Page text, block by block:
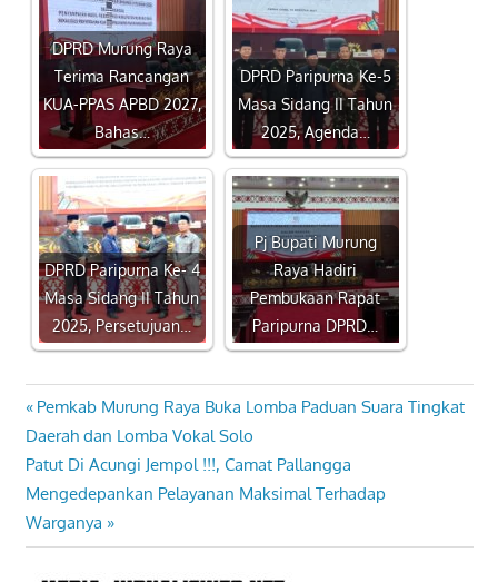
DPRD Murung Raya
Terima Rancangan
KUA-PPAS APBD 2027,
Bahas…
DPRD Paripurna Ke-5
Masa Sidang II Tahun
2025, Agenda…
DPRD Paripurna Ke- 4
Masa Sidang II Tahun
2025, Persetujuan…
Pj Bupati Murung
Raya Hadiri
Pembukaan Rapat
Paripurna DPRD…
Navigasi
pos
Previous
Post:
Pemkab Murung Raya Buka Lomba Paduan Suara Tingkat
Daerah dan Lomba Vokal Solo
Next
Post:
Patut Di Acungi Jempol !!!, Camat Pallangga
Mengedepankan Pelayanan Maksimal Terhadap
Warganya